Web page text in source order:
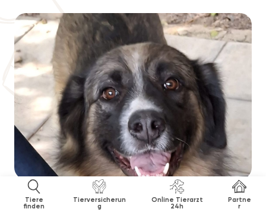
Tiere
finden
Tierversicherun
g
Online Tierarzt
24h
Partne
r